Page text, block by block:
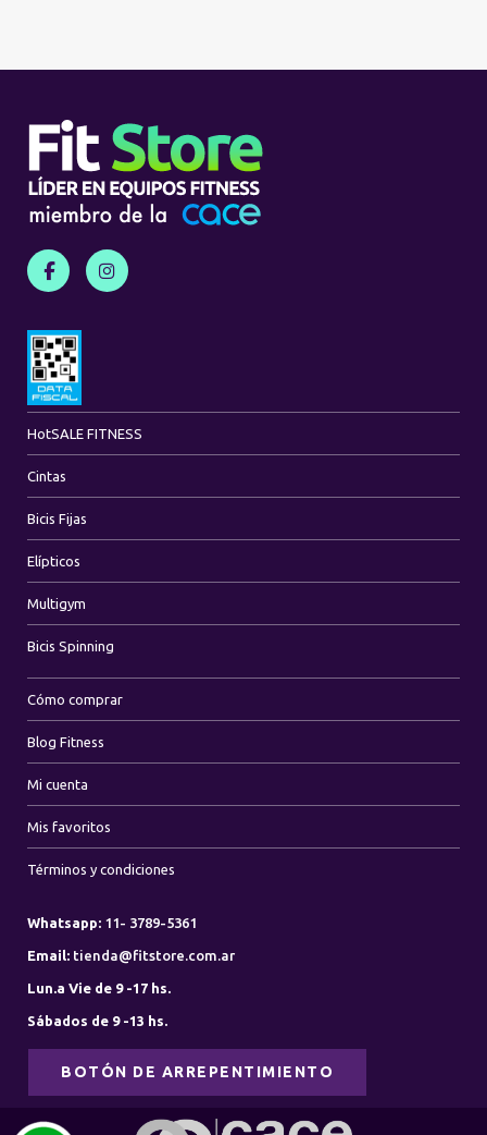
HotSALE FITNESS
Cintas
Bicis Fijas
Elípticos
Multigym
Bicis Spinning
Cómo comprar
Blog Fitness
Mi cuenta
Mis favoritos
Términos y condiciones
Whatsapp: 11- 3789-5361
Email: tienda@fitstore.com.ar
Lun.a Vie de 9 -17 hs.
Sábados de 9 -13 hs.
BOTÓN DE ARREPENTIMIENTO